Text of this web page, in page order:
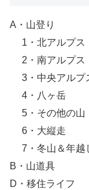
A・山登り
1・北アルプス
2・南アルプス
3・中央アルプ
4・八ヶ岳
5・その他の山
6・大縦走
7・冬山＆年越
B・山道具
D・移住ライフ